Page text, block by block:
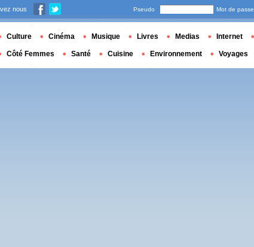
nous Pseudo Mot de passe
Culture Cinéma Musique Livres Medias Internet
Côté Femmes Santé Cuisine Environnement Voyages